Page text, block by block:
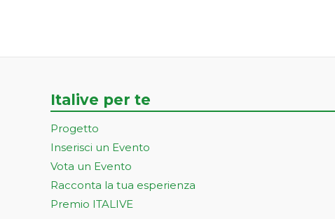
Italive per te
Progetto
Inserisci un Evento
Vota un Evento
Racconta la tua esperienza
Premio ITALIVE